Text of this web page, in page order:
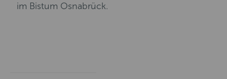
im Bistum Osnabrück.